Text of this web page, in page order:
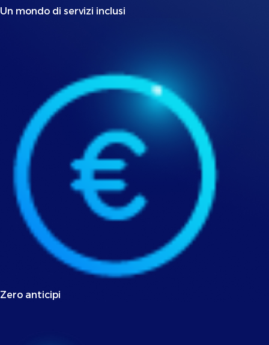
Un mondo di servizi inclusi
Zero anticipi